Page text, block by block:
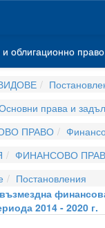
и облигационно право
права и
ПРАВО
ФИНАНСОВО
Постановления
2014 - 2020 г.